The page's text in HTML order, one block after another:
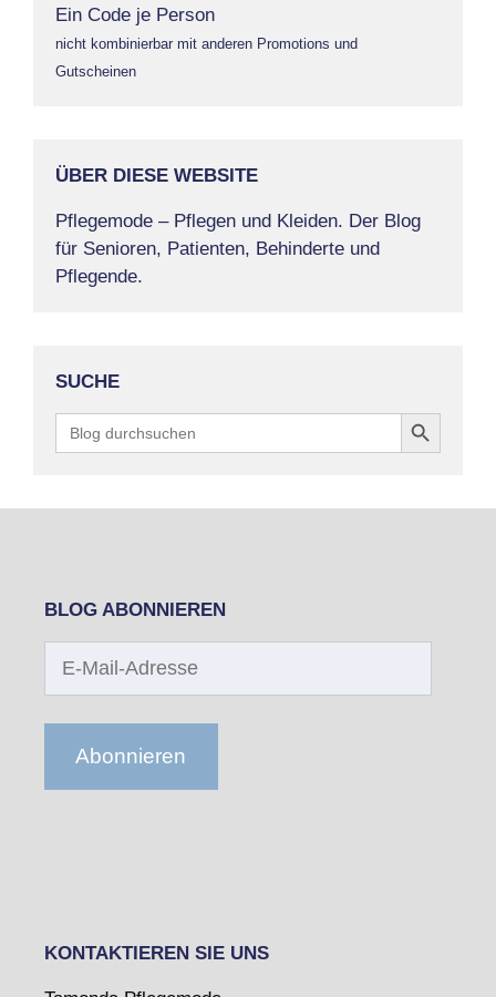
Ein Code je Person
nicht kombinierbar mit anderen Promotions und
Gutscheinen
ÜBER DIESE WEBSITE
Pflegemode – Pflegen und Kleiden. Der Blog
für Senioren, Patienten, Behinderte und
Pflegende.
SUCHE
for:
Search Button
BLOG ABONNIEREN
Mail-
Abonnieren
KONTAKTIEREN SIE UNS